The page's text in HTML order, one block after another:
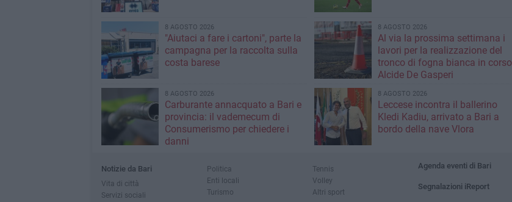
8 AGOSTO 2026
"Aiutaci a fare i cartoni", parte la
campagna per la raccolta sulla
costa barese
8 AGOSTO 2026
Al via la prossima settimana i
lavori per la realizzazione del
tronco di fogna bianca in corso
Alcide De Gasperi
8 AGOSTO 2026
Carburante annacquato a Bari e
provincia: il vademecum di
Consumerismo per chiedere i
danni
8 AGOSTO 2026
Leccese incontra il ballerino
Kledi Kadiu, arrivato a Bari a
bordo della nave Vlora
Notizie da Bari
Vita di città
Servizi sociali
Politica
Enti locali
Turismo
Tennis
Volley
Altri sport
Agenda eventi di Bari
Segnalazioni iReport